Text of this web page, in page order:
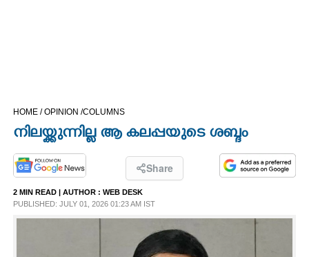
OPINION
PHOTOS
HOME /OPINION /COLUMNS
നിലയ്ക്കുന്നില്ല ആ കലപ്പയുടെ ശബ്ദം
Share
2 MIN READ | AUTHOR : WEB DESK
PUBLISHED: JULY 01, 2026 01:23 AM IST